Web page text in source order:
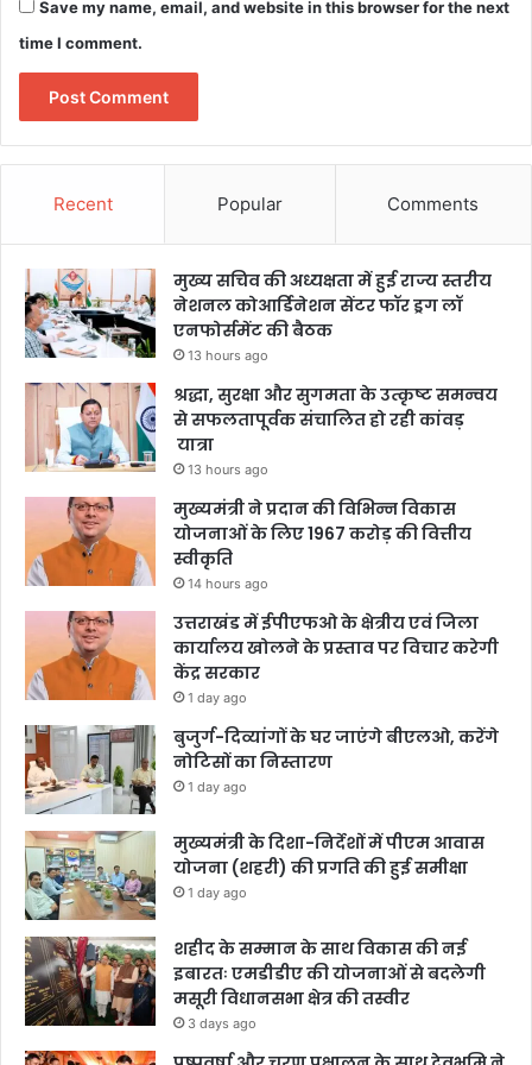
Save my name, email, and website in this browser for the next
time I comment.
Recent Popular Comments
मुख्य सचिव की अध्यक्षता में हुई राज्य स्तरीय
नेशनल कोआर्डिनेशन सेंटर फॉर ड्रग लॉ
एनफोर्समेंट की बैठक
13 hours ago
श्रद्धा, सुरक्षा और सुगमता के उत्कृष्ट समन्वय
से सफलतापूर्वक संचालित हो रही कांवड़
यात्रा
13 hours ago
मुख्यमंत्री ने प्रदान की विभिन्न विकास
योजनाओं के लिए 1967 करोड़ की वित्तीय
स्वीकृति
14 hours ago
उत्तराखंड में ईपीएफओ के क्षेत्रीय एवं जिला
कार्यालय खोलने के प्रस्ताव पर विचार करेगी
केंद्र सरकार
1 day ago
बुजुर्ग-दिव्यांगों के घर जाएंगे बीएलओ, करेंगे
नोटिसों का निस्तारण
1 day ago
मुख्यमंत्री के दिशा-निर्देशों में पीएम आवास
योजना (शहरी) की प्रगति की हुई समीक्षा
1 day ago
शहीद के सम्मान के साथ विकास की नई
इबारतः एमडीडीए की योजनाओं से बदलेगी
मसूरी विधानसभा क्षेत्र की तस्वीर
3 days ago